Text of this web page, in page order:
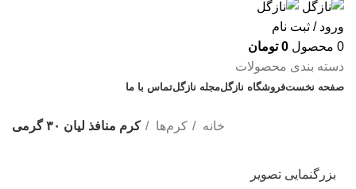
ورود / ثبت نام
0 محصول 0 تومان
دسته بندی محصولات
صفحه نخستفروشگاه نازگلمجله نازگلتماس با ما
خانه کرم‌ها کرم منافذ لیان ۳۰ گرمی
بزرگنمایی تصویر